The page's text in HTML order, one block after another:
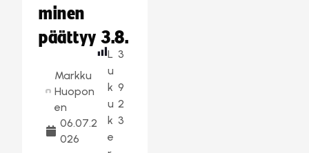
minen
päättyy 3.8.
Markku
Huopon
en
06.07.2
026
L
u
k
u
k
e
3
9
2
3